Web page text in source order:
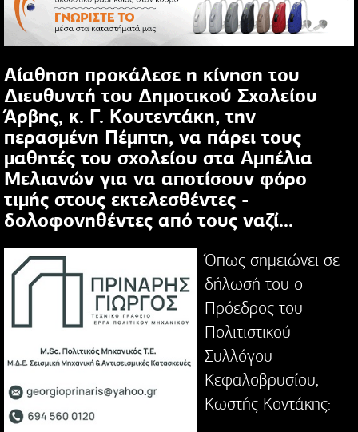
Αίαθηση προκάλεσε η κίνηση του
Διευθυντή του Δημοτικού Σχολείου
Άρβης, κ. Γ. Κουτεντάκη, την
περασμένη Πέμπτη, να πάρει τους
μαθητές του σχολείου στα Αμπέλια
Μελιανών για να αποτίσουν φόρο
τιμής στους εκτελεσθέντες -
δολοφονηθέντες από τους ναζί...
Όπως σημειώνει σε
δήλωσή του ο
Πρόεδρος του
Πολιτιστικού
Συλλόγου
Κεφαλοβρυσίου,
Κωστής Κοντάκης: